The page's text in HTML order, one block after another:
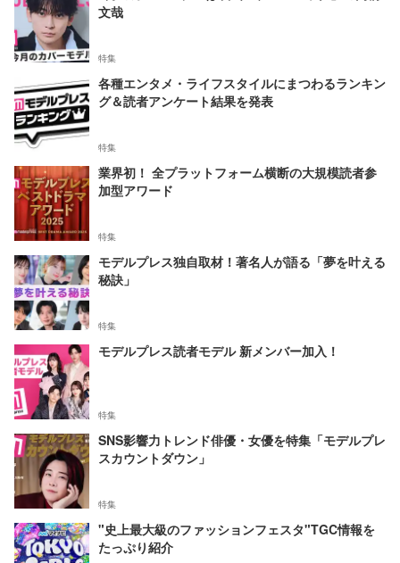
文哉
特集
各種エンタメ・ライフスタイルにまつわるランキン
グ＆読者アンケート結果を発表
特集
業界初！ 全プラットフォーム横断の大規模読者参
加型アワード
特集
モデルプレス独自取材！著名人が語る「夢を叶える
秘訣」
特集
モデルプレス読者モデル 新メンバー加入！
特集
SNS影響力トレンド俳優・女優を特集「モデルプレ
スカウントダウン」
特集
"史上最大級のファッションフェスタ"TGC情報を
たっぷり紹介